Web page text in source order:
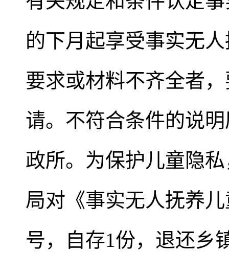
的下月起享受事实无
要求或材料不齐全者
请。不符合条件的说
政所。为保护儿童隐
局对《事实无人抚养
号，自存1份，退还乡